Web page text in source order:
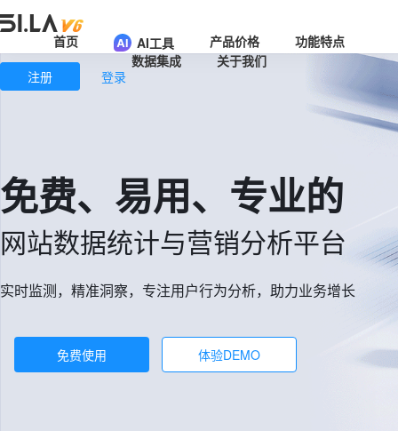
首页 AI工具 产品价格
功能特点
数据集成
关于我们
注册
登录
免费、易用、专业的
网站数据统计与营销分析平台
实时监测，精准洞察，专注用户行为分析，助力业务增长
免费使用 体验DEMO